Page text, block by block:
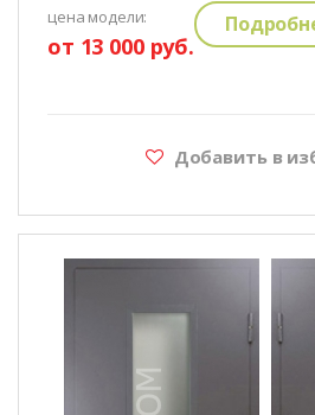
цена модели:
от 13 000 руб.
Добавить в